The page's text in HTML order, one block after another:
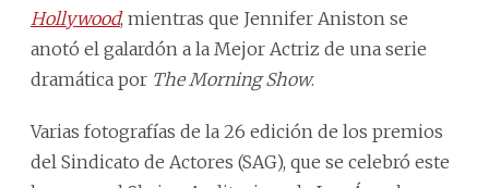
Hollywood, mientras que Jennifer Aniston se
anotó el galardón a la Mejor Actriz de una serie
dramática por The Morning Show.
Varias fotografías de la 26 edición de los premios
del Sindicato de Actores (SAG), que se celebró este